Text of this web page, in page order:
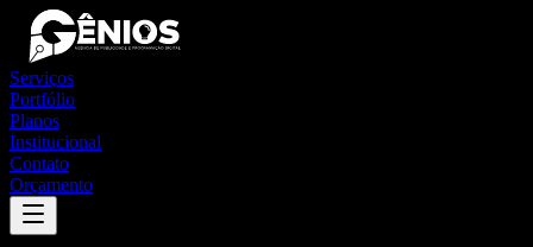
Serviços
Portfólio
Planos
Institucional
Contato
Orçamento